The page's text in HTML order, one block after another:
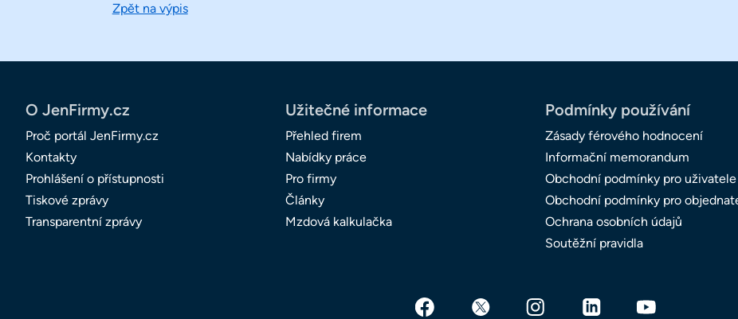
Zpět na výpis
O JenFirmy.cz
Proč portál JenFirmy.cz
Kontakty
Prohlášení o přístupnosti
Tiskové zprávy
Transparentní zprávy
Užitečné informace
Přehled firem
Nabídky práce
Pro firmy
Články
Mzdová kalkulačka
Podmínky používání
Zásady férového hodnocení
Informační memorandum
Obchodní podmínky pro uživatele
Obchodní podmínky pro
Ochrana osobních údajů
Soutěžní pravidla